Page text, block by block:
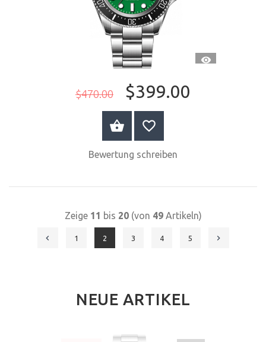
$470.00 $399.00
JETZT KAUFEN
Bewertung schreiben
Zeige 11 bis 20(von 49Artikeln)
1 2 3 4 5
NEUE ARTIKEL